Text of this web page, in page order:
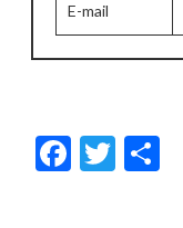
E-mail
F
T